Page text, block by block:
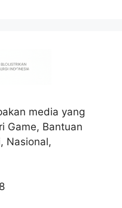
media yang
Game, Bantuan
Nasional,